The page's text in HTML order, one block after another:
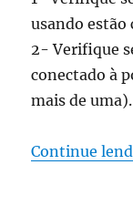
usando estão
2- Verifique
conectado à
mais de uma).
Continue